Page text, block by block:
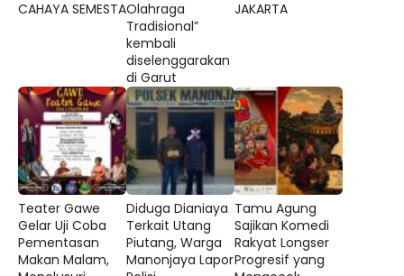
CAHAYA SEMESTAOlahraga
Tradisional”
kembali
diselenggarakan
di Garut
JAKARTA
Teater Gawe
Gelar Uji Coba
Pementasan
Makan Malam,
Diduga Dianiaya
Terkait Utang
Piutang, Warga
Manonjaya Lapor
Tamu Agung
Sajikan Komedi
Rakyat Longser
Progresif yang